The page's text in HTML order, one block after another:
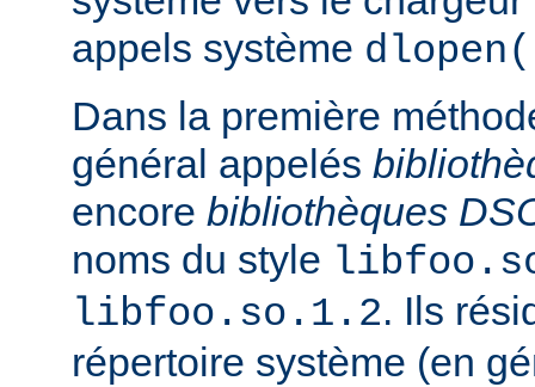
appels système
Dans la première
général appelés
encore bibliothèques
noms du style
libfoo.so.1.2. Ils
répertoire système (en